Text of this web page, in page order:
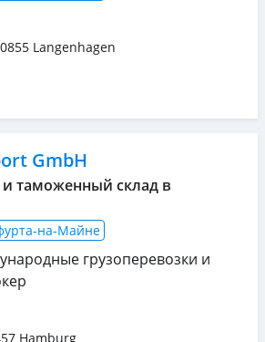
Langenhagen
GmbH
и таможенный склад в
на-Майне
грузоперевозки и
Hamburg